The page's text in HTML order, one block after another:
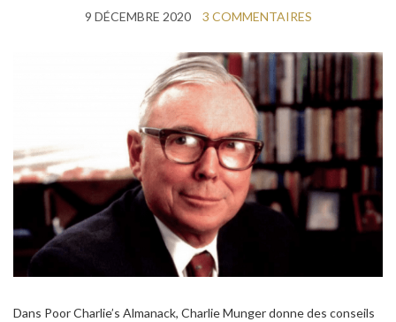
9 DÉCEMBRE 2020 3 COMMENTAIRES
Dans Poor Charlie’s Almanack, Charlie Munger donne des conseils